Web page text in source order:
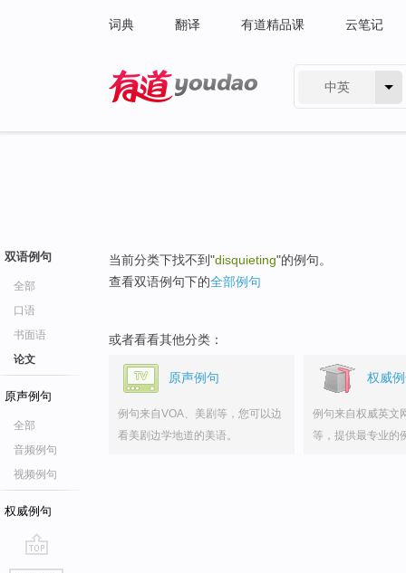
词典 翻译 有道精品课 云笔记
中英
双语例句
全部
口语
书面语
论文
原声例句
全部
音频例句
视频例句
权威例句
go
当前分类下找不到"disquieting"的例句。
查看双语例句下的全部例句
或者看看其他分类：
原声例句
例句来自VOA、美剧等，您可以边
看美剧边学地道的美语。
权威
例句来自权威英文
等，提供最专业的